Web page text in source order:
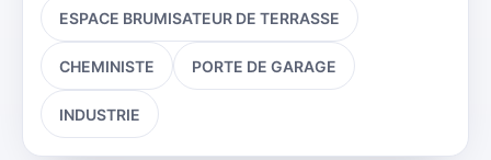
ESPACE BRUMISATEUR DE TERRASSE
CHEMINISTE PORTE DE GARAGE
INDUSTRIE